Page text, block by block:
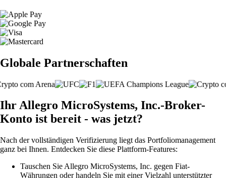
Globale Partnerschaften
Ihr Allegro MicroSystems, Inc.-Broker-
Konto ist bereit - was jetzt?
Nach der vollständigen Verifizierung liegt das Portfoliomanagement
ganz bei Ihnen. Entdecken Sie diese Plattform-Features:
Tauschen Sie Allegro MicroSystems, Inc. gegen Fiat-
Währungen oder handeln Sie mit einer Vielzahl unterstützter